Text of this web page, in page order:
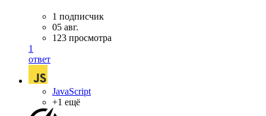
1 подписчик
05 авг.
123 просмотра
1
ответ
JavaScript
+1 ещё